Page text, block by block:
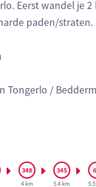
Eerst wandel je
paden/straten.
Tongerlo /
4 km 5.4 km